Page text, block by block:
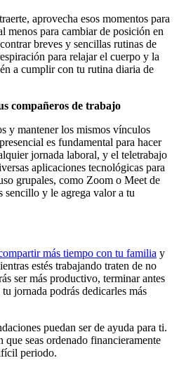
aprovecha esos momentos para
menos para cambiar de posición en
breves y sencillas rutinas de
para relajar el cuerpo y la
a cumplir con tu rutina diaria de
compañeros de trabajo
y mantener los mismos vínculos
es fundamental para hacer
jornada laboral, y el teletrabajo
aplicaciones tecnológicas para
grupales, como Zoom o Meet de
sencillo y le agrega valor a tu
más tiempo con tu familia y
estés trabajando traten de no
ser más productivo, terminar antes
jornada podrás dedicarles más
puedan ser de ayuda para ti.
que seas ordenado financieramente
periodo.